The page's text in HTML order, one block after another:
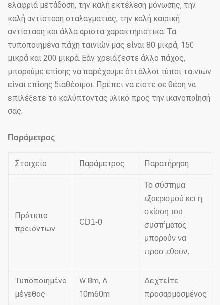
ελαφριά μετάδοση, την καλή εκτέλεση μόνωσης, την
καλή αντίσταση σταλαγματιάς, την καλή καιρική
αντίσταση και άλλα άριστα χαρακτηριστικά. Τα
τυποποιημένα πάχη ταινιών μας είναι 80 μικρά, 150
μικρά και 200 μικρά. Εάν χρειάζεστε άλλο πάχος,
μπορούμε επίσης να παρέχουμε ότι άλλοι τύποι ταινιών
είναι επίσης διαθέσιμοι. Πρέπει να είστε σε θέση να
επιλέξετε το καλύπτοντας υλικό προς την ικανοποίησή
σας.
Παράμετρος
Στοιχείο Παράμετρος Παρατήρηση
Πρότυπο
προϊόντων
CD1-0
Το σύστημα
εξαερισμού και η
σκίαση του
συστήματος
μπορούν να
προστεθούν.
Τυποποιημένο
μέγεθος
W 8m, Λ
10m60m
Δεχτείτε
προσαρμοσμένος